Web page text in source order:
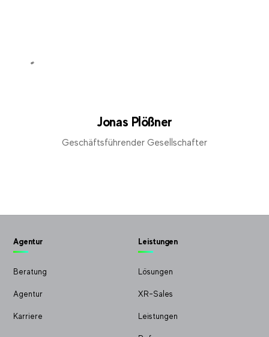
Jonas Plößner
Geschäftsführender Gesellschafter
Agentur
Beratung
Agentur
Karriere
Leistungen
Lösungen
XR-Sales
Leistungen